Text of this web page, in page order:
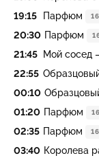
19:15 Парфюм
20:30 Парфюм
21:45 Мой сосед
22:55
00:10
01:20 Парфюм
02:35 Парфюм
03:40 Королева